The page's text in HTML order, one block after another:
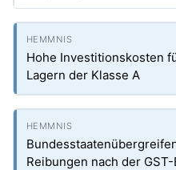
Hohe Investitionskosten
Lagern der Klasse A
Reibungen nach der